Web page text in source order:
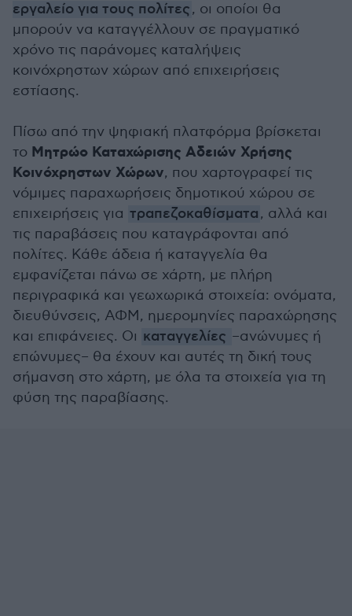
εργαλείο για τους πολίτες, οι οποίοι θα
μπορούν να καταγγέλλουν σε πραγματικό
χρόνο τις παράνομες καταλήψεις
κοινόχρηστων χώρων από επιχειρήσεις
εστίασης.
Πίσω από την ψηφιακή πλατφόρμα βρίσκεται
το Μητρώο Καταχώρισης Αδειών Χρήσης
Κοινόχρηστων Χώρων, που χαρτογραφεί τις
νόμιμες παραχωρήσεις δημοτικού χώρου σε
επιχειρήσεις για τραπεζοκαθίσματα, αλλά και
τις παραβάσεις που καταγράφονται από
πολίτες. Κάθε άδεια ή καταγγελία θα
εμφανίζεται πάνω σε χάρτη, με πλήρη
περιγραφικά και γεωχωρικά στοιχεία: ονόματα,
διευθύνσεις, ΑΦΜ, ημερομηνίες παραχώρησης
και επιφάνειες. Οι καταγγελίες –ανώνυμες ή
επώνυμες– θα έχουν και αυτές τη δική τους
σήμανση στο χάρτη, με όλα τα στοιχεία για τη
φύση της παραβίασης.